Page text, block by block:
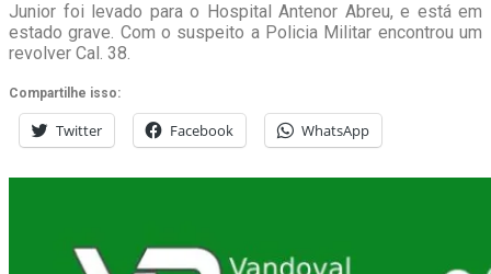
Junior foi levado para o Hospital Antenor Abreu, e está em
estado grave. Com o suspeito a Policia Militar encontrou um
revolver Cal. 38.
Compartilhe isso:
Twitter Facebook WhatsApp